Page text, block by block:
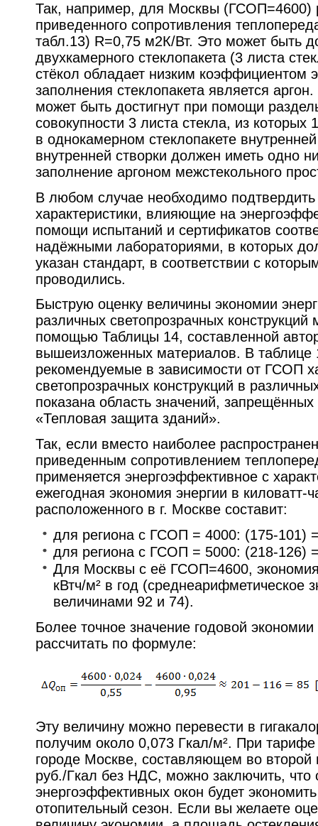
Так, например, для Москвы (ГСОП=4600)
приведенного сопротивления
табл.13) R=0,75 м2К/Вт. Это может быть
двухкамерного стеклопакета (3 листа
стёкол обладает низким коэффициентом
заполнения стеклопакета является
может быть достигнут при помощи
совокупности 3 листа стекла, из которых
в однокамерном стеклопакете
внутренней створки должен иметь одно
заполнение аргоном межстекольного
В любом случае необходимо подтвердить
характеристики, влияющие на
помощи испытаний и сертификатов
надёжными лабораториями, в которых
указан стандарт, в соответствии с
проводились.
Быструю оценку величины экономии
различных светопрозрачных конструкций
помощью Таблицы 14, составленной
вышеизложенных материалов. В таблице
рекомендуемые в зависимости от ГСОП
светопрозрачных конструкций в
показана область значений,
«Тепловая защита зданий».
Так, если вместо наиболее
приведенным сопротивлением
применяется энергоэффективное с
ежегодная экономия энергии в киловатт-
расположенного в г. Москве составит:
для региона с ГСОП = 4000: (175-101)
для региона с ГСОП = 5000: (218-126)
Для Москвы с её ГСОП=4600,
кВтч/м² в год (среднеарифметическое
величинами 92 и 74).
Более точное значение годовой
рассчитать по формуле:
Эту величину можно перевести в
получим около 0,073 Гкал/м². При
городе Москве, составляющем во второй
руб./Гкал без НДС, можно заключить, что
энергоэффективных окон будет
отопительный сезон. Если вы желаете